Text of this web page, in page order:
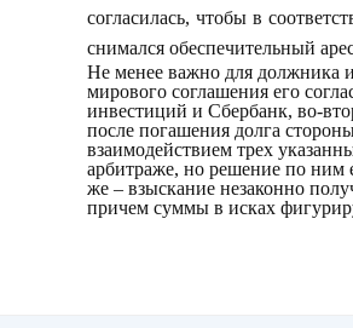
согласилась, чтобы в
снимался обеспечительный
Не менее важно для должника
мирового соглашения его
инвестиций и Сбербанк, во-
после погашения долга
взаимодействием трех
арбитраже, но решение по ним
же – взыскание незаконно
причем суммы в исках